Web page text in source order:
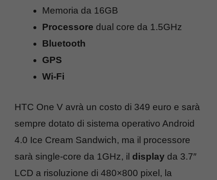
Memoria da 16GB
Processore dual core da 1.5GHz
Bluetooth
GPS
Wi-Fi
HTC One V avrà un costo di 349 euro e sarà
sempre dotato di sistema operativo Android
4.0 Ice Cream Sandwich, ma il processore
sarà single-core da 1GHz, il display da 3.7″
LCD a risoluzione di 480×800 pixel, la